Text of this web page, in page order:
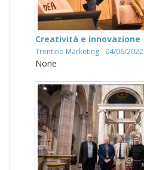
Creatività e innovazione
Trentino Marketing - 04/06/2022
None